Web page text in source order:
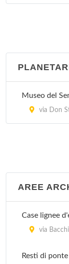
Museo
piazza
Museo del
via Don
AREE
Case lignee
via
Resti di